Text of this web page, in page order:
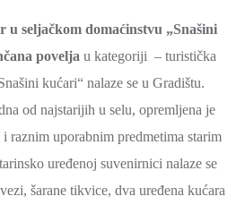
u seljačkom domaćinstvu „Snašini
povelja u kategoriji – turistička
kućari“ nalaze se u Gradištu.
od najstarijih u selu, opremljena je
raznim uporabnim predmetima starim
uređenoj suvenirnici nalaze se
šarane tikvice, dva uređena kućara